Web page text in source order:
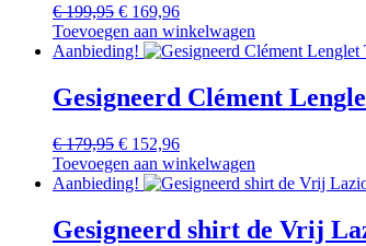
€199,95 Oorspronkelijke
prijs
was:
€ 169,96Huidige
prijs
is:
Toevoegen aan winkelwagen
Aanbieding!
Gesigneerd Clément
€179,95 Oorspronkelijke
prijs
was:
€ 152,96Huidige
prijs
is:
Toevoegen aan winkelwagen
Aanbieding!
Gesigneerd shirt de Vrij